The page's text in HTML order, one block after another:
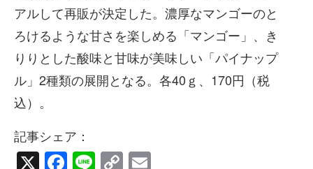
アルして再販が決定した。濃厚なマンゴーのと
ろけるような甘さを楽しめる「マンゴー」、き
りりとした酸味と甘味が美味しい「パイナップ
ル」2種類の展開となる。各40ｇ、170円（税
込）。
記事シェア：